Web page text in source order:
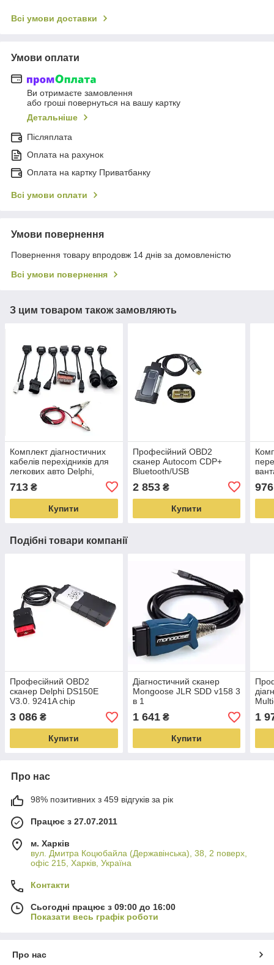
Всі умови доставки
Умови оплати
Ви отримаєте замовлення
або гроші повернуться на вашу картку
Детальніше
Післяплата
Оплата на рахунок
Оплата на картку Приватбанку
Всі умови оплати
Умови повернення
Повернення товару впродовж 14 днів за домовленістю
Всі умови повернення
З цим товаром також замовляють
Комплект діагностичних
кабелів перехідників для
легкових авто Delphi,
713 ₴
Купити
Професійний OBD2
сканер Autocom CDP+
Bluetooth/USB
2 853₴
Купити
шт.
976
Подібні товари компанії
Професійний OBD2
сканер Delphi DS150E
V3.0. 9241A chip
Bluetooth/USB
одноплатний
3 086 ₴
Купити
Діагностичний сканер
Mongoose JLR SDD v158 3
в 1
1 641₴
Купити
1
Про нас
98% позитивних з 459 відгуків за рік
Працює з 27.07.2011
м. Харків
вул. Дмитра Коцюбайла (Державінська), 38, 2 поверх,
офіс 215, Харків, Україна
Контакти
Сьогодні працює з 09:00 до 16:00
Показати весь графік роботи
Про нас